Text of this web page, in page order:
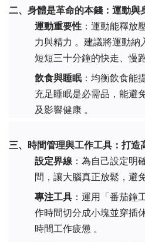
二、身體是革命的本錢：運動與
運動重要性：運動能釋放
力與精力 。建議將運動納
短短三十分鐘的快走、慢
飲食與睡眠：均衡飲食能
充足睡眠是必需品，能避
及影響健康 。
三、時間管理與工作工具：打造
設定界線：為自己設定明
間，讓大腦真正放鬆，避
專注工具：運用「番茄鐘
作時間切分成小塊並穿插
時間工作疲憊 。